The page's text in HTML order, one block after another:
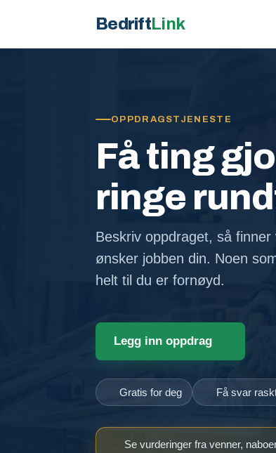
BedriftLink
OPPDRAGSTJENESTE
Få ting
ringe
Beskriv oppdraget, så
ønsker jobben din. Noen
helt til du er fornøyd.
Legg inn oppdrag
Gratis for deg Få svar
Se vurderinger fra venner,